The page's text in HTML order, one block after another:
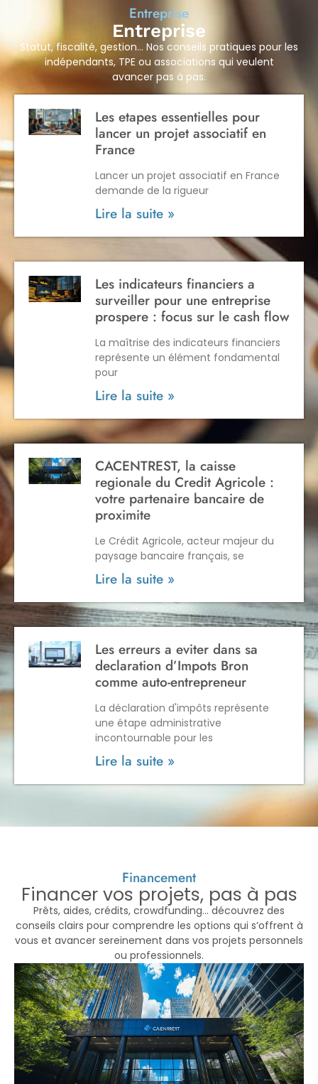
Entreprise
Entreprise
Statut, fiscalité, gestion… Nos conseils pratiques pour les
indépendants, TPE ou associations qui veulent
avancer pas à pas.
Les etapes essentielles pour
lancer un projet associatif en
France
Lancer un projet associatif en France
demande de la rigueur
Lire la suite »
Les indicateurs financiers a
surveiller pour une entreprise
prospere : focus sur le cash flow
La maîtrise des indicateurs financiers
représente un élément fondamental
pour
Lire la suite »
CACENTREST, la caisse
regionale du Credit Agricole :
votre partenaire bancaire de
proximite
Le Crédit Agricole, acteur majeur du
paysage bancaire français, se
Lire la suite »
Les erreurs a eviter dans sa
declaration d’Impots Bron
comme auto-entrepreneur
La déclaration d'impôts représente
une étape administrative
incontournable pour les
Lire la suite »
Financement
Financer vos projets, pas à pas
Prêts, aides, crédits, crowdfunding… découvrez des
conseils clairs pour comprendre les options qui s’offrent à
vous et avancer sereinement dans vos projets personnels
ou professionnels.